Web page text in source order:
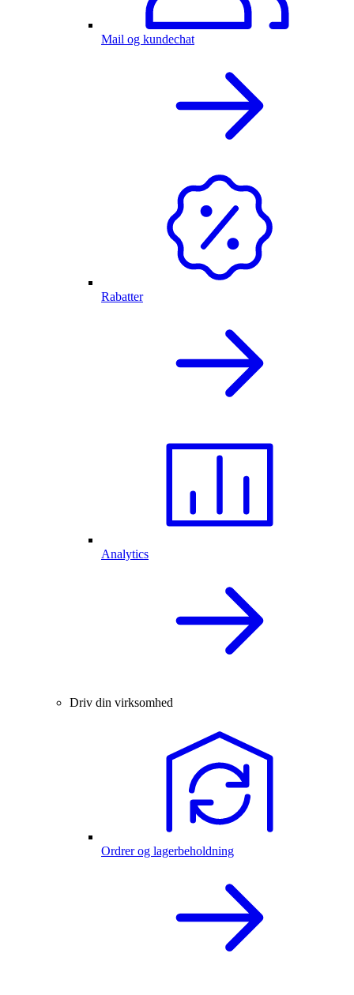
Mail og kundechat
Rabatter
Analytics
Driv din virksomhed
Ordrer og lagerbeholdning